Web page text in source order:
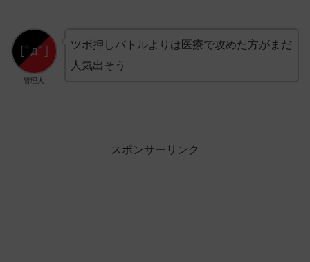
管理人
ツボ押しバトルよりは医療で攻めた方がまだ
人気出そう
スポンサーリンク